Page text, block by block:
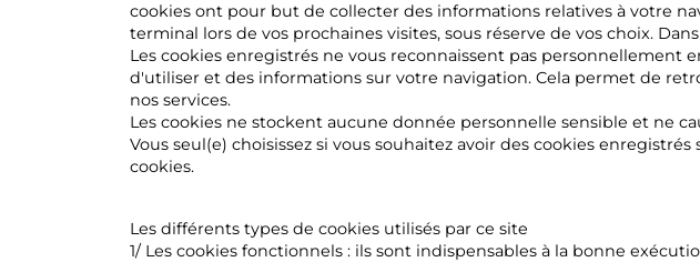
cookies ont pour but de collecter des informations relatives à votre
terminal lors de vos prochaines visites, sous réserve de vos choix.
Les cookies enregistrés ne vous reconnaissent pas
d'utiliser et des informations sur votre navigation. Cela permet de
nos services.
Les cookies ne stockent aucune donnée personnelle sensible et ne
Vous seul(e) choisissez si vous souhaitez avoir des cookies
cookies.
Les différents types de cookies utilisés par ce site
1/ Les cookies fonctionnels : ils sont indispensables à la bonne